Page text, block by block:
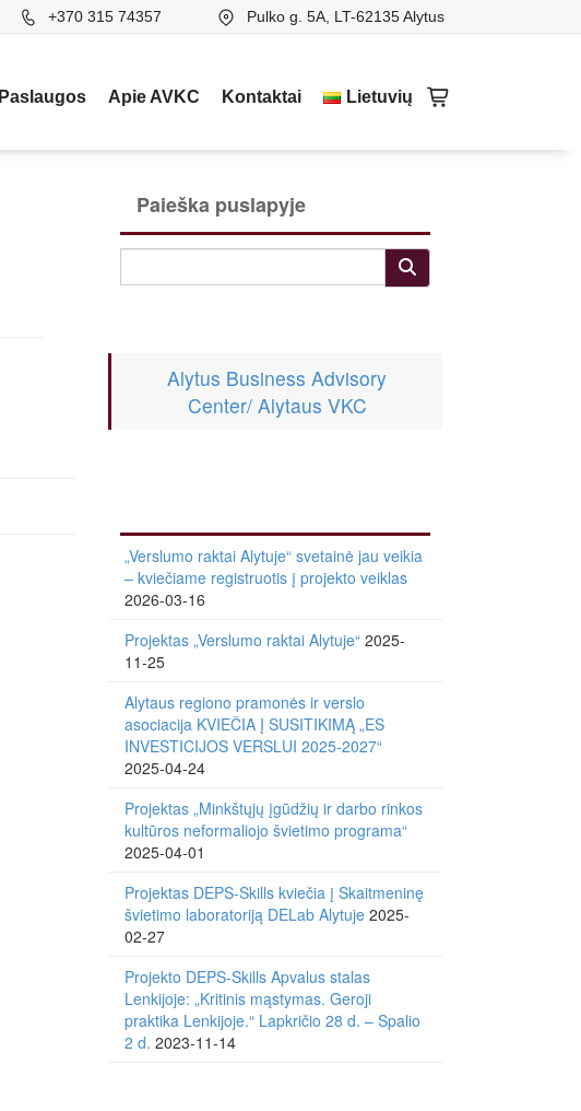
+370 315 74357 Pulko g. 5A, LT-62135 Alytus
Paslaugos Apie AVKC Kontaktai Lietuvių
Paieška puslapyje
Alytus Business Advisory
Center/ Alytaus VKC
„Verslumo raktai Alytuje“ svetainė jau veikia
– kviečiame registruotis į projekto veiklas
2026-03-16
Projektas „Verslumo raktai Alytuje“ 2025-
11-25
Alytaus regiono pramonės ir verslo
asociacija KVIEČIA Į SUSITIKIMĄ „ES
INVESTICIJOS VERSLUI 2025-2027“
2025-04-24
Projektas „Minkštųjų įgūdžių ir darbo rinkos
kultūros neformaliojo švietimo programa“
2025-04-01
Projektas DEPS-Skills kviečia į Skaitmeninę
švietimo laboratoriją DELab Alytuje 2025-
02-27
Projekto DEPS-Skills Apvalus stalas
Lenkijoje: „Kritinis mąstymas. Geroji
praktika Lenkijoje.“ Lapkričio 28 d. – Spalio
2 d. 2023-11-14